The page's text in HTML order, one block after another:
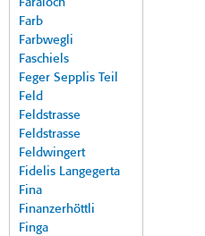
Faraloch
Farb
Farbwegli
Faschiels
Feger Sepplis Teil
Feld
Feldstrasse
Feldstrasse
Feldwingert
Fidelis Langegerta
Fina
Finanzerhöttli
Finga